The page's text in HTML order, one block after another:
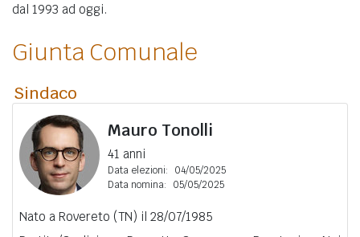
dal 1993 ad oggi.
Giunta Comunale
Sindaco
Mauro Tonolli
41 anni
Data elezioni:
04/05/2025
Data nomina:
05/05/2025
Nato a Rovereto (TN) il 28/07/1985